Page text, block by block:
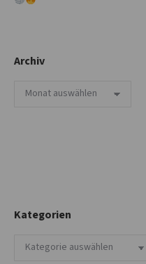
Archiv
Archiv
Kategorien
Kategorien